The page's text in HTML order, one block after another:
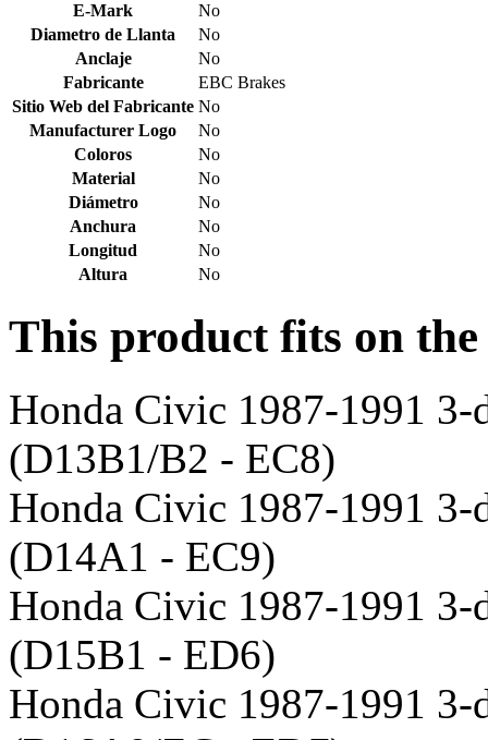
E-Mark
No
Diametro de Llanta
No
Anclaje
No
Fabricante
EBC Brakes
Sitio Web del Fabricante No
Manufacturer Logo
No
Coloros
No
Material
No
Diámetro
No
Anchura
No
Longitud
No
Altura
No
This product fits on
Honda Civic 1987-1991
(D13B1/B2 - EC8)
Honda Civic 1987-1991
(D14A1 - EC9)
Honda Civic 1987-1991
(D15B1 - ED6)
Honda Civic 1987-1991